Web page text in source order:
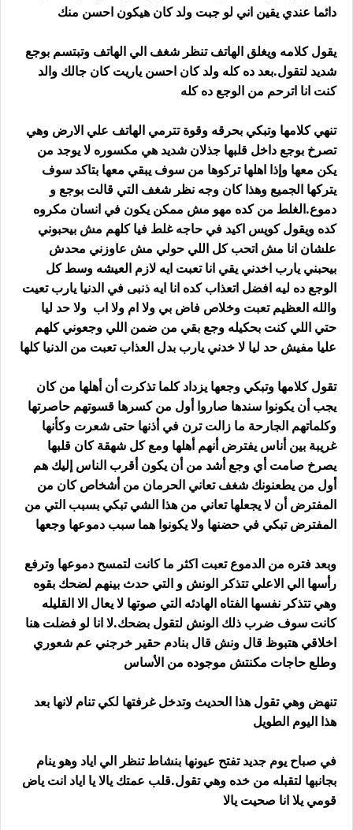
دائما عندي يقين اني لو جبت ولد كان هيكون احسن منك
يقول كلامه ويغلق الهاتف تنظر شغف الي الهاتف وتبتسم بوجع
شديد لتقول.بعد ده كله ولد كان احسن ياريت كان جالك والد
كنت انا اترحم من الوجع ده كله
تنهي كلامها وتبكي بحرقه وقوة تترمي الهاتف علي الارض وهي
تصرخ بوجع داخل قلبها جذلان شديد هي مكسوره لا يوجد من
يكن معها وإذا اهلها تركوها من سوف يبقي معها بتاكد سوف
يتركها الجميع وهذا كان وجه نظر شغف التي قالت بوجع و
دموع.الغلط من كده مهو مش ممكن يكون في انسان مكروه
كده ويقول كويس اكيد في حاجه غلط فيا كلهم مش بيحبوني
علشان انا مش اتحب كل اللي حولي مش عاوزني محدش
بيحبني يارب اخدني يقي انا تعبت ايه لازم العيشه وسط كل
الوجع ده ليه افضل اتعذاب كده انا ايه ذنبى في الدنيا يارب تعيت
والله العظيم تعبت وخلاص فاض بي ولا ام ولا اب ولا حد ليا
حتي اللي كنت بحكيله وجع بقي من ضمن اللي وجعوني كلهم
عليا مفيش حد ليا لا خدني يارب بدل العذاب تعبت من الدنيا كلها
تقول كلامها وتبكي وجعها يزداد كلما تذكرت أن أهلها من كان
يجب أن يكونوا سندها صاروا أول من كسرها قسوتهم حاصرتها
وكلماتهم الجارحة ما زالت ترن في أذنها حتى شعرت وكأنها
غريبة بين أناس يفترض أنهم أهلها ومع كل شهقة كان قلبها
يصرخ صامت أي وجع أشد من أن يكون أقرب الناس إليك هم
أول من يطعنونك شغف تعاني الحرمان من أشخاص كان من
المفترض أن لا يجعلها تعاني من هذا الشي تبكي بسبب التي من
المفترض تبكي في حضنها ولا يكونوا هما سبب دموعها وجعها
وبعد فتره من الدموع تعبت اكثر ما كانت لتمسح دموعها وترفع
رأسها الي الاعلي تتذكر الونش و التي حدث بينهم لضحك بقوه
وهي تتذكر نفسها الفتاه الهادئه التي صوتها لا يعال الا القليله
كانت سوف ضرب ذلك الونش لتقول بضحك.لا انا لو فضلت هنا
اخلاقي هتبوظ قال ونش قال بنادم حقير خرجني عم شعوري
وطلع حاجات مكنتش موجوده من الأساس
تنهض وهي تقول هذا الحديث وتدخل غرفتها لكي تنام لانها بعد
هذا اليوم الطويل
في صباح يوم جديد تفتح عيونها بنشاط تنظر الي اياد وهو ينام
بجانبها لتقبله من خده وهي تقول.قلب عمتك يالا يا اياد انت ياض
قومي يلا انا صحيت يالا